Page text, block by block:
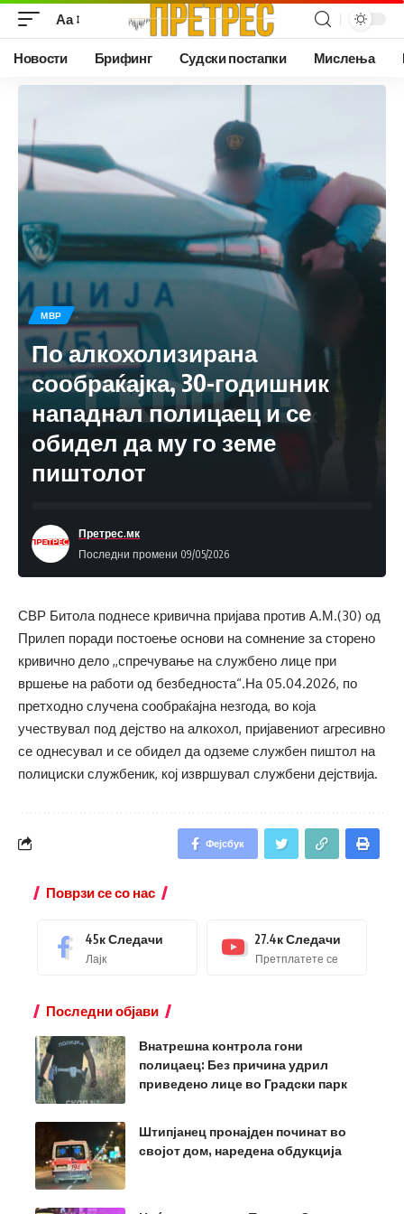
Аа
Новости Брифинг Судски постапки Мислења
МВР
По алкохолизирана
сообраќајка, 30-годишник
нападнал полицаец и се
обидел да му го земе
пиштолот
Последни промени 09/05/2026
Претрес.мк
СВР Битола поднесе кривична пријава против А.М.(30) од
Прилеп поради постоење основи на сомнение за сторено
кривично дело ,,спречување на службено лице при
вршење на работи од безбедноста“.На 05.04.2026, по
претходно случена сообраќајна незгода, во која
учествувал под дејство на алкохол, пријавениот агресивно
се однесувал и се обидел да одземе службен пиштол на
полициски службеник, кој извршувал службени дејствија.
Фејсбук
Поврзи се со нас
45кСледачи
Лајк
27.4кСледачи
Претплатете се
Последни објави
Внатрешна контрола гони
полицаец: Без причина удрил
приведено лице во Градски парк
Штипјанец пронајден починат во
својот дом, наредена обдукција